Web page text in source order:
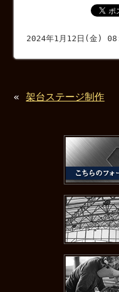
2024年1月12日(金)
«架台ステージ制作